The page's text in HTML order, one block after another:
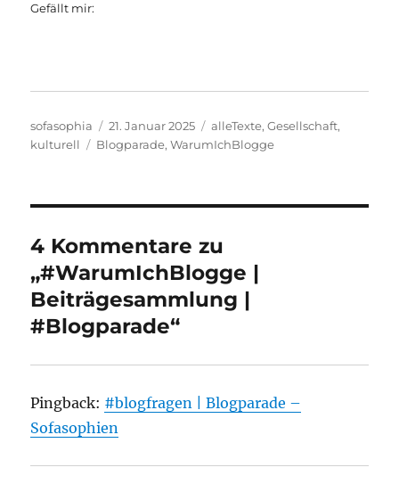
Gefällt mir:
Autor
sofasophia
Veröffentlicht
am
21. Januar 2025 Kategorien
alleTexte,Gesellschaft,
kulturell
Schlagwörter
Blogparade,WarumIchBlogge
4 Kommentare zu
„#WarumIchBlogge |
Beiträgesammlung |
#Blogparade“
Pingback: #blogfragen | Blogparade –
Sofasophien